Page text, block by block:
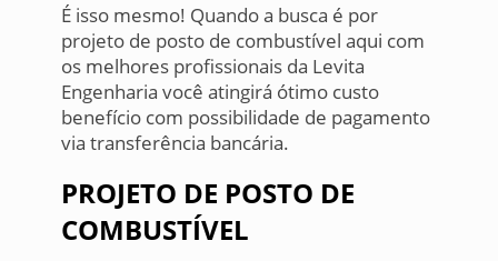
É isso mesmo! Quando a busca é por
projeto de posto de combustível aqui com
os melhores profissionais da Levita
Engenharia você atingirá ótimo custo
benefício com possibilidade de pagamento
via transferência bancária.
PROJETO DE POSTO DE
COMBUSTÍVEL